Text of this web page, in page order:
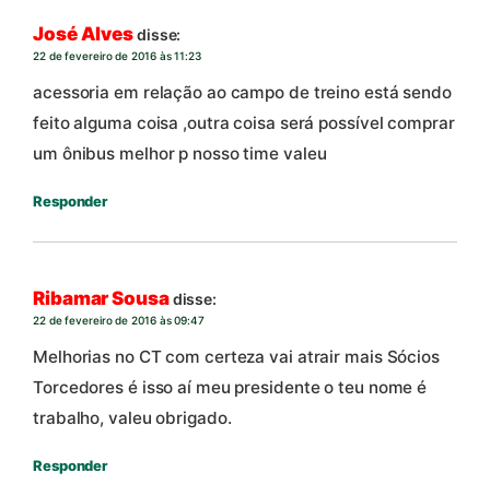
José Alvesdisse:
22 de fevereiro de 2016 às 11:23
acessoria em relação ao campo de treino está sendo
feito alguma coisa ,outra coisa será possível comprar
um ônibus melhor p nosso time valeu
Responder
Ribamar Sousadisse:
22 de fevereiro de 2016 às 09:47
Melhorias no CT com certeza vai atrair mais Sócios
Torcedores é isso aí meu presidente o teu nome é
trabalho, valeu obrigado.
Responder